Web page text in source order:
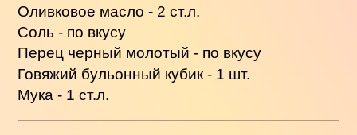
Оливковое масло - 2 ст.л.
Соль - по вкусу
Перец черный молотый - по вкусу
Говяжий бульонный кубик - 1 шт.
Мука - 1 ст.л.